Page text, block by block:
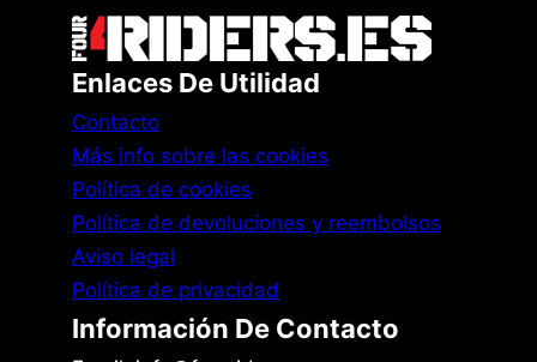
Enlaces De Utilidad
Contacto
Más info sobre las cookies
Política de cookies
Política de devoluciones y reembolsos
Aviso legal
Política de privacidad
Información De Contacto